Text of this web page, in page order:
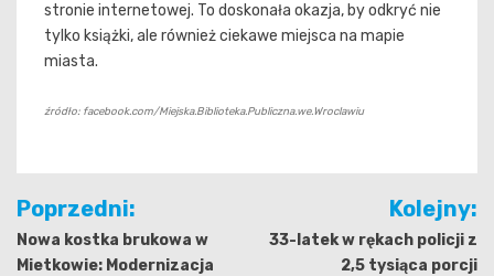
stronie internetowej. To doskonała okazja, by odkryć nie
tylko książki, ale również ciekawe miejsca na mapie
miasta.
źródło: facebook.com/Miejska.Biblioteka.Publiczna.we.Wroclawiu
Nawigacja
wpisu
Poprzedni:
Nowa kostka brukowa w
Mietkowie: Modernizacja
Kolejny:
33-latek w rękach policji z
2,5 tysiąca porcji